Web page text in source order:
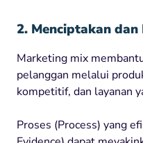
2. Menciptakan
Marketing mix
pelanggan melalui
kompetitif, dan layanan
Proses (Process) yang